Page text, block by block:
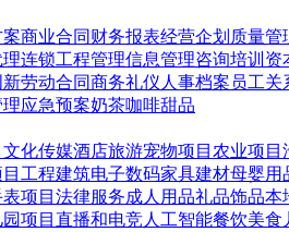
商业合同 财务报表经营企划 质量管
连锁工程管理信息管理咨询培训 资
新劳动合同商务礼仪 人事档案 员工关
应急预案奶茶咖啡甜品
文化传媒酒店旅游宠物项目 农业项目
工程建筑电子数码家具建材母婴用
项目 法律服务成人用品礼品饰品本
项目 直播和电竞人工智能餐饮美食